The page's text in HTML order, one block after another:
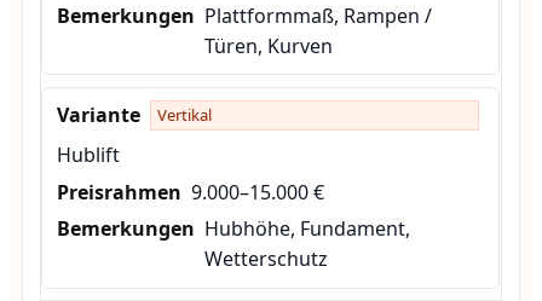
Plattformmaß, Rampen /
Türen, Kurven
Vertikal
Hublift
9.000–15.000 €
Hubhöhe, Fundament,
Wetterschutz